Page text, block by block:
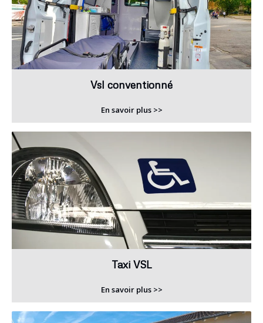
Vsl conventionné
En savoir plus >>
Taxi VSL
En savoir plus >>